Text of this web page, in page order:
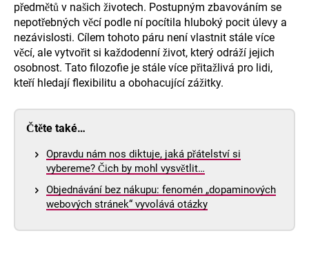
předmětů v našich životech. Postupným zbavováním se
nepotřebných věcí podle ní pocítila hluboký pocit úlevy a
nezávislosti. Cílem tohoto páru není vlastnit stále více
věcí, ale vytvořit si každodenní život, který odráží jejich
osobnost. Tato filozofie je stále více přitažlivá pro lidi,
kteří hledají flexibilitu a obohacující zážitky.
Čtěte také…
Opravdu nám nos diktuje, jaká přátelství si
vybereme? Čich by mohl vysvětlit…
Objednávání bez nákupu: fenomén „dopaminových
webových stránek“ vyvolává otázky